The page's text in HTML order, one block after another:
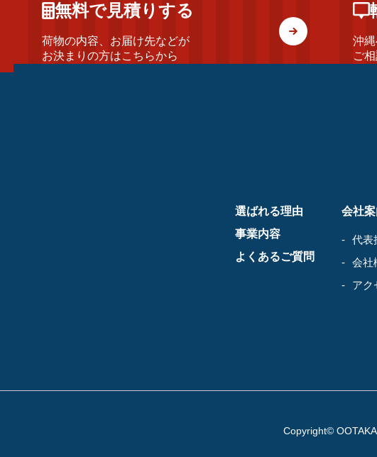
無料で見積りする
荷物の内容、お届け先などが
お決まりの方はこちらから
沖
ご
選ばれる理由
事業内容
よくあるご質問
会社
代表
会社
アク
Copyright©